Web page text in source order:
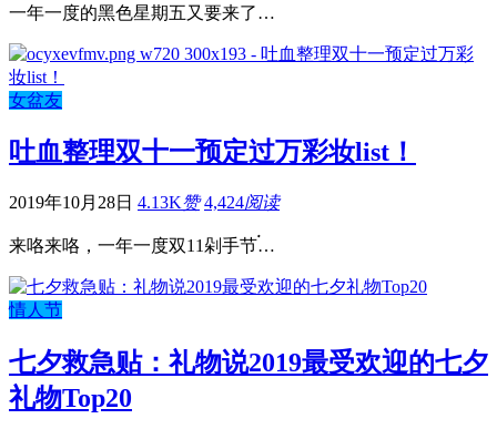
一年一度的黑色星期五又要来了…
女盆友
吐血整理双十一预定过万彩妆list！
2019年10月28日 4.13K赞 4,424阅读
来咯来咯，一年一度双11剁手节࠭…
情人节
七夕救急贴：礼物说2019最受欢迎的七夕
礼物Top20